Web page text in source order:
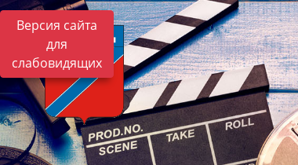
Версия сайта
для
слабовидящих